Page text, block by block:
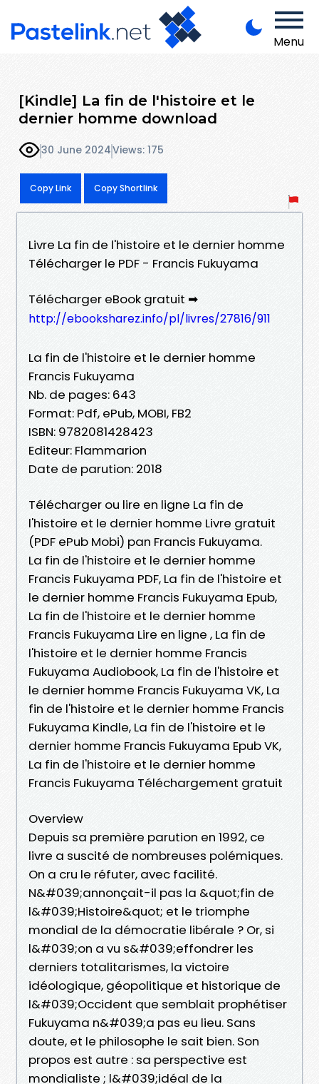
Menu
[Kindle] La fin de l'histoire et le
dernier homme download
30 June 2024Views: 175
Copy Link Copy Shortlink
Livre La fin de l'histoire et le dernier homme
Télécharger le PDF - Francis Fukuyama
Télécharger eBook gratuit ➡
http://ebooksharez.info/pl/livres/27816/911
La fin de l'histoire et le dernier homme
Francis Fukuyama
Nb. de pages: 643
Format: Pdf, ePub, MOBI, FB2
ISBN: 9782081428423
Editeur: Flammarion
Date de parution: 2018
Télécharger ou lire en ligne La fin de
l'histoire et le dernier homme Livre gratuit
(PDF ePub Mobi) pan Francis Fukuyama.
La fin de l'histoire et le dernier homme
Francis Fukuyama PDF, La fin de l'histoire et
le dernier homme Francis Fukuyama Epub,
La fin de l'histoire et le dernier homme
Francis Fukuyama Lire en ligne , La fin de
l'histoire et le dernier homme Francis
Fukuyama Audiobook, La fin de l'histoire et
le dernier homme Francis Fukuyama VK, La
fin de l'histoire et le dernier homme Francis
Fukuyama Kindle, La fin de l'histoire et le
dernier homme Francis Fukuyama Epub VK,
La fin de l'histoire et le dernier homme
Francis Fukuyama Téléchargement gratuit
Overview
Depuis sa première parution en 1992, ce
livre a suscité de nombreuses polémiques.
On a cru le réfuter, avec facilité.
N&#039;annonçait-il pas la &quot;fin de
l&#039;Histoire&quot; et le triomphe
mondial de la démocratie libérale ? Or, si
l&#039;on a vu s&#039;effondrer les
derniers totalitarismes, la victoire
idéologique, géopolitique et historique de
l&#039;Occident que semblait prophétiser
Fukuyama n&#039;a pas eu lieu. Sans
doute, et le philosophe le sait bien. Son
propos est autre : sa perspective est
mondialiste ; l&#039;idéal de la